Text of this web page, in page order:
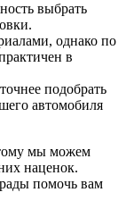
выбрать
однако по
в
подобрать
автомобиля
мы можем
наценок.
помочь вам